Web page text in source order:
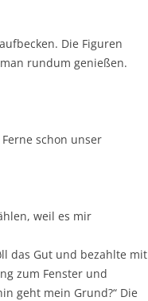
Die Figuren
rundum genießen.
schon unser
weil es mir
das Gut und bezahlte mit
zum Fenster und
geht mein Grund?“ Die